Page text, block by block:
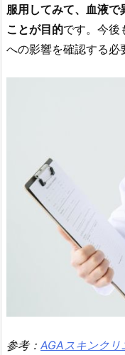
服用してみて、血液
ことが目的です。今後
への影響を確認する必
参考： AGAスキンクリ